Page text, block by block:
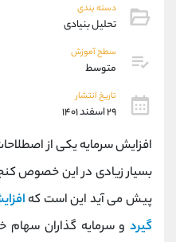
دسته بندی
تحلیل بنیادی
سطح آموزش
متوسط
تاریخ انتشار
۲۹ اسفند ۱۴۰۱
افزایش سرمایه یکی از
بسیار زیادی در این خصوص
پیش می آید این است که
گیرد و سرمایه گذاران سهام
موبایل
واتساپ
داخلی
اطلاعات تماس (دفتر فروش)
تلفن
بدون پیش شماره
اینستاگرام
کانال تلگرام